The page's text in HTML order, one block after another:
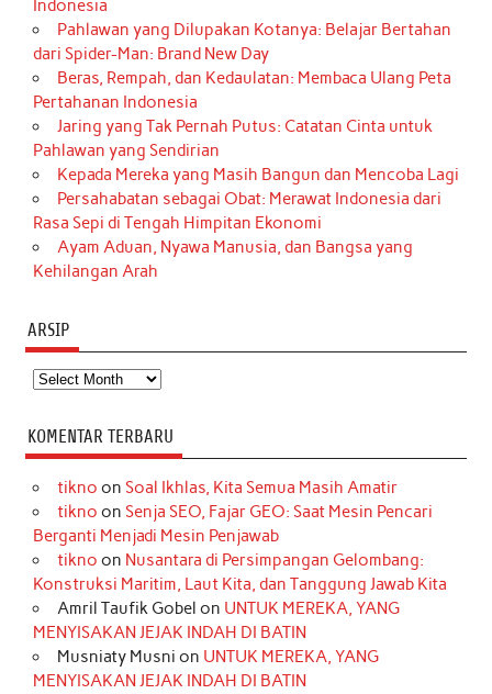
Indonesia
Pahlawan yang Dilupakan Kotanya: Belajar Bertahan
dari Spider-Man: Brand New Day
Beras, Rempah, dan Kedaulatan: Membaca Ulang Peta
Pertahanan Indonesia
Jaring yang Tak Pernah Putus: Catatan Cinta untuk
Pahlawan yang Sendirian
Kepada Mereka yang Masih Bangun dan Mencoba Lagi
Persahabatan sebagai Obat: Merawat Indonesia dari
Rasa Sepi di Tengah Himpitan Ekonomi
Ayam Aduan, Nyawa Manusia, dan Bangsa yang
Kehilangan Arah
ARSIP
Arsip
KOMENTAR TERBARU
tikno on Soal Ikhlas, Kita Semua Masih Amatir
tikno on Senja SEO, Fajar GEO: Saat Mesin Pencari
Berganti Menjadi Mesin Penjawab
tikno on Nusantara di Persimpangan Gelombang:
Konstruksi Maritim, Laut Kita, dan Tanggung Jawab Kita
Amril Taufik Gobel on UNTUK MEREKA, YANG
MENYISAKAN JEJAK INDAH DI BATIN
Musniaty Musni on UNTUK MEREKA, YANG
MENYISAKAN JEJAK INDAH DI BATIN